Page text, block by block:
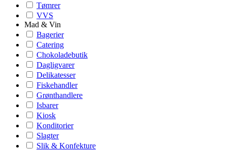
Tømrer
VVS
Mad & Vin
Bagerier
Catering
Chokoladebutik
Dagligvarer
Delikatesser
Fiskehandler
Grønthandlere
Isbarer
Kiosk
Konditorier
Slagter
Slik & Konfekture